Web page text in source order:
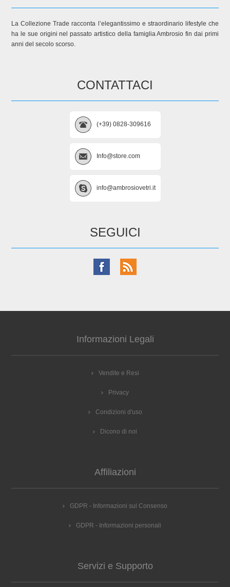
La Collezione Trade racconta l’elegantissimo e straordinario lifestyle che
ha le sue origini nel passato artistico della famiglia Ambrosio fin dai primi
anni del secolo scorso.
CONTATTACI
(+39) 0828-309616
Info@store.com
info@ambrosiovetri.it
SEGUICI
Informazioni Legali
Vendite e Resi
Privacy
Condizioni d'uso
Dicono di noi
Affiliazioni
GDPR - Informazioni sul Consenso
GDPR - Informazioni personali
Servizi e Supporto